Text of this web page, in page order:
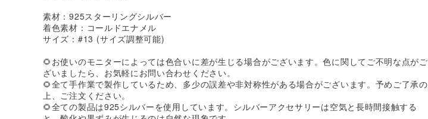
素材：925スターリングシルバー
着色素材：コールドエナメル
サイズ：#13 (サイズ調整可能)
🌻お使いのモニターによっては色合いに差が生じる場合がございます。色に関してご不明な点がご
ざいましたら、お気軽にお問い合わせください。
🌻全て手作業で製作しているため、多少の誤差や非対称性がある場合がございます。予めご了承の
上、ご注文ください。
🌻全ての製品は925シルバーを使用しています。シルバーアクセサリーは空気と長時間接触する